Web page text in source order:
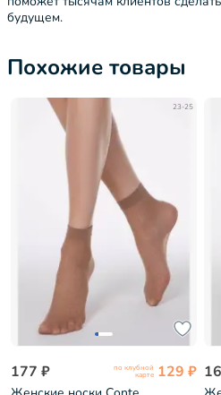
будущем.
Похожие товары
23-25
177 ₽ по клубной
карте 129 ₽